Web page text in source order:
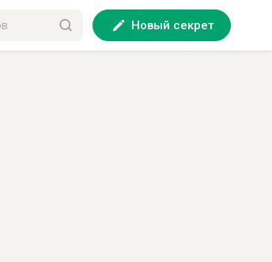
Новый секрет